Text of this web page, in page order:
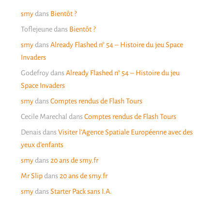
smydans Bientôt ?
Toflejeunedans Bientôt ?
smydans Already Flashed n° 54 – Histoire du jeu Space
Invaders
Godefroydans Already Flashed n° 54 – Histoire du jeu
Space Invaders
smydans Comptes rendus de Flash Tours
Cecile Marechal dans Comptes rendus de Flash Tours
Denais dans Visiter l’Agence Spatiale Européenne avec des
yeux d’enfants
smydans 20 ans de smy.fr
Mr Slipdans 20 ans de smy.fr
smydans Starter Pack sans I.A.